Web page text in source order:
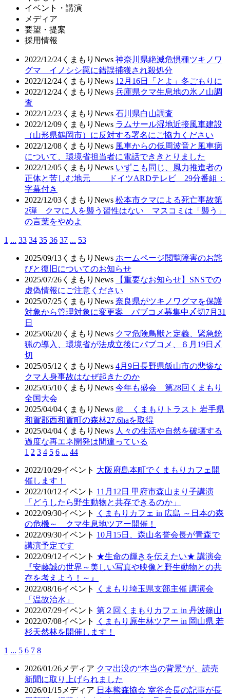
イベント・講演
メディア
要望・提案
採用情報
2022/12/24 くまもりNews 神奈川県絶滅危惧種ツキノワ
グマ イノシシ罠に錯誤捕獲され殺処分
2022/12/24 くまもりNews 12月16日「とよ」冬ごもりに
2022/12/24 くまもりNews 兵庫県クマ生息地の氷ノ山調
査
2022/12/23 くまもりNews 石川県白山調査
2022/12/09 くまもりNews ラムサール湿地近接風車建設
（山形県鶴岡市）に反対する署名にご協力ください
2022/12/08 くまもりNews 風車からの低周波音と風車病
について、環境省担当者に電話でききとりました
2022/12/05 くまもりNews いずこも同じ、風力推進者の
正体と苦しむ地元 ドイツARDテレビ 29分番組：
字幕付き
2022/12/03 くまもりNews 松本市クマによる死亡事故第
2弾 クマに人を襲う習性はない マスコミは「襲う」
の言葉をやめよ
1 ... 33 34 35 36 37 ... 53
2025/09/13 くまもりNews ホームページ閲覧障害のお詫
びと復旧についてのお知らせ
2025/07/26 くまもりNews
【重要なお知らせ】SNSでの
虚偽情報にご注意ください
2025/07/25 くまもりNews 奈良県がツキノワグマを保護
対象から管理対象に変更案 パブコメ募集中〆切7月31
日
2025/06/20 くまもりNews クマ危険鳥獣と定義、緊急銃
猟の導入、環境省が法成立後にパブコメ、６月19日〆
切
2025/05/12 くまもりNews 4月9日長野県飯山市の悲惨な
クマ人身事故はなぜ起きたのか
2025/05/10 くまもりNews 今年も盛会 第28回くまもり
全国大会
2025/04/04 くまもりNews ㊗ くまもりトラスト 岩手県
和賀郡西和賀町の森林27.6haを取得
2025/04/04 くまもりNews 人々の生活や自然を破壊する
過度な再エネ開発は間違っている
1 2 3 4 5 6 ... 44
2022/10/29イベント 大阪府島本町でくまもりカフェ開
催します！
2022/10/12イベント 11月12日 甲府市森山まり子講演
「どうしたら野生動物と共存できるのか」
2022/09/30イベント
くまもりカフェ in 広島 ～日本の森
の危機～ クマ生息地ツアー開催！
2022/09/30イベント 10月15日、森山名誉会長が青森で
講演予定です
2022/09/12イベント ★生命の輝きを伝えたい★ 講演会
『安藤誠の世界～美しい写真や映像と野生動物との共
存を考えよう！～』
2022/08/16イベント
くまもり埼玉県支部主催 講演会
「温故治水」
2022/07/29イベント 第２回くまもりカフェ in 丹波篠山
2022/07/08イベント
くまもり原生林ツアー in 岡山県 若
杉天然林を開催します！
1 ... 5 6 7 8
2026/01/26 メディア クマ出没の“本当の背景”が、読売
新聞に取り上げられました
2026/01/15 メディア 日本熊森協会 室谷会長の記事が長